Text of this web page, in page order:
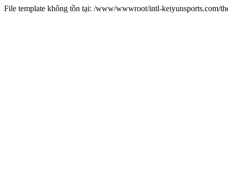
File template không tồn tại: /www/wwwroot/intl-keiyunsports.com/